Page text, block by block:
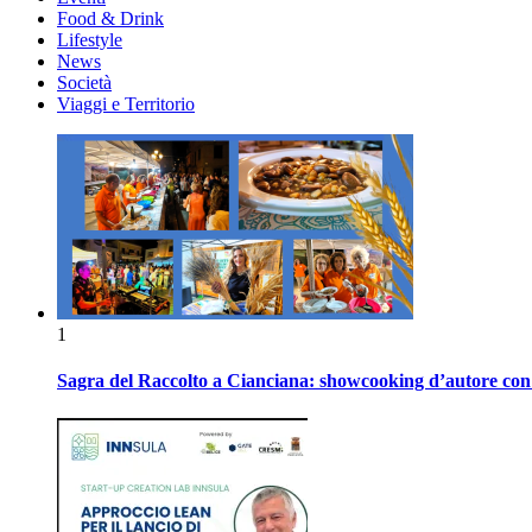
Food & Drink
Lifestyle
News
Società
Viaggi e Territorio
1
Sagra del Raccolto a Cianciana: showcooking d’autore